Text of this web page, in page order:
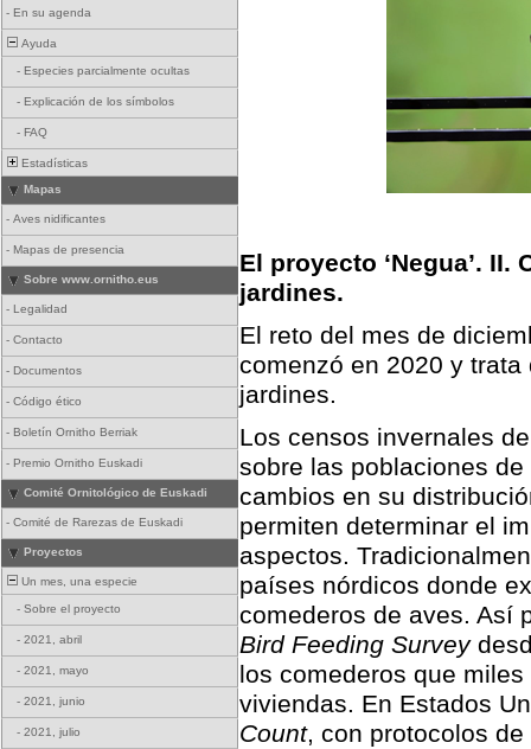
- En su agenda
Ayuda
- Especies parcialmente ocultas
- Explicación de los símbolos
- FAQ
Estadísticas
Mapas
- Aves nidificantes
- Mapas de presencia
Sobre www.ornitho.eus
- Legalidad
- Contacto
- Documentos
- Código ético
- Boletín Ornitho Berriak
- Premio Ornitho Euskadi
Comité Ornitológico de Euskadi
- Comité de Rarezas de Euskadi
Proyectos
Un mes, una especie
- Sobre el proyecto
- 2021, abril
- 2021, mayo
- 2021, junio
- 2021, julio
El proyecto ‘Negua’.
jardines.
El reto del mes de
comenzó en 2020 y
jardines.
Los censos invernales
sobre las poblaciones
cambios en su
permiten determinar el
aspectos.
países nórdicos donde
comederos de aves. Así
Bird Feeding Survey
los comederos que
viviendas. En Estados
Count, con protocolos